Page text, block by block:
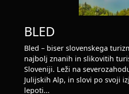
BLED
Bled – biser slovenskega
najbolj znanih in slikovitih
Sloveniji. Leži na
Julijskih Alp, in slovi po svoji
lepoti...